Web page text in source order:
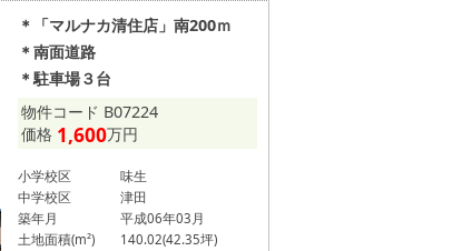
＊「マルナカ清住店」南200ｍ
＊南面道路
＊駐車場３台
物件コード B07224
価格 1,600万円
小学校区
味生
中学校区
津田
築年月
平成06年03月
土地面積(m²)
140.02(42.35坪)